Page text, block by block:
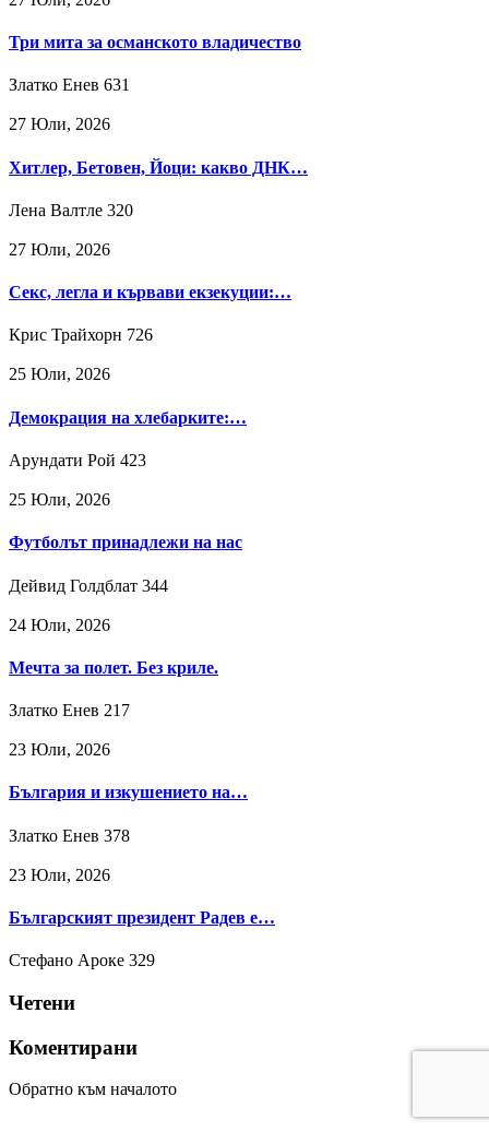
Три мита за османското владичество
Златко Енев 631
27 Юли, 2026
Хитлер, Бетовен, Йоци: какво ДНК…
Лена Валтле 320
27 Юли, 2026
Секс, легла и кървави екзекуции:…
Крис Трайхорн 726
25 Юли, 2026
Демокрация на хлебарките:…
Арундати Рой 423
25 Юли, 2026
Футболът принадлежи на нас
Дейвид Голдблат 344
24 Юли, 2026
Мечта за полет. Без криле.
Златко Енев 217
23 Юли, 2026
България и изкушението на…
Златко Енев 378
23 Юли, 2026
Българският президент Радев е…
Стефано Ароке 329
Четени
Коментирани
Обратно към началото